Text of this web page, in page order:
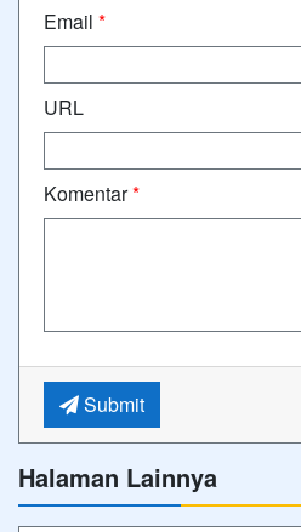
Email *
URL
Komentar*
Submit
Halaman Lainnya